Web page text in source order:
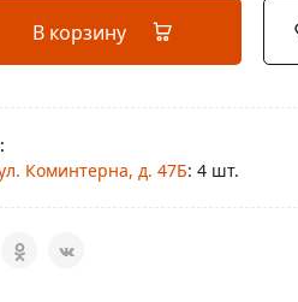
В корзину
Коминтерна, д. 47Б: 4 шт.